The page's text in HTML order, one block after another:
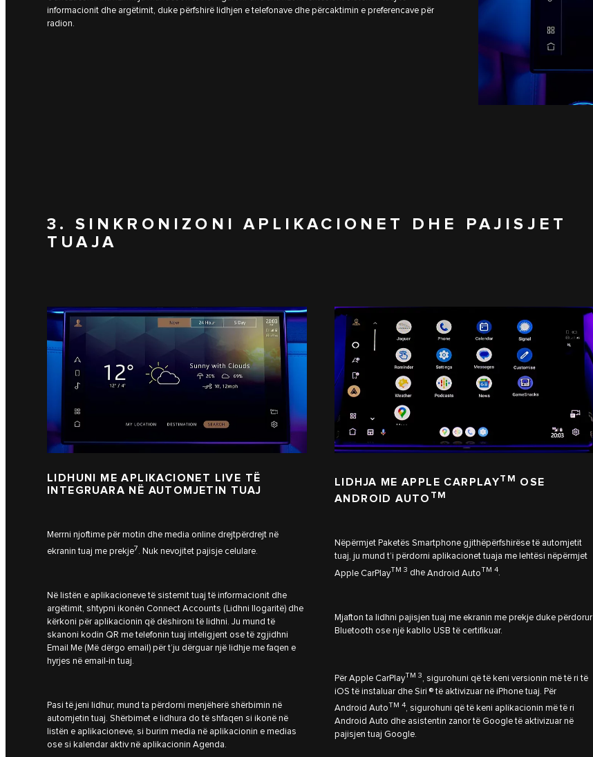
informacionit dhe argëtimit, duke përfshirë lidhjen e telefonave dhe përcaktimin e preferencave për
radion.
3. SINKRONIZONI APLIKACIONET DHE PAJISJET
TUAJA
LIDHUNI ME APLIKACIONET LIVE TË
INTEGRUARA NË AUTOMJETIN TUAJ
Merrni njoftime për motin dhe media online drejtpërdrejt në
ekranin tuaj me prekje7. Nuk nevojitet pajisje celulare.
Në listën e aplikacioneve të sistemit tuaj të informacionit dhe
argëtimit, shtypni ikonën Connect Accounts (Lidhni llogaritë) dhe
kërkoni për aplikacionin që dëshironi të lidhni. Ju mund të
skanoni kodin QR me telefonin tuaj inteligjent ose të zgjidhni
Email Me (Më dërgo email) për t’ju dërguar një lidhje me faqen e
hyrjes në email-in tuaj.
Pasi të jeni lidhur, mund ta përdorni menjëherë shërbimin në
automjetin tuaj. Shërbimet e lidhura do të shfaqen si ikonë në
listën e aplikacioneve, si burim media në aplikacionin e medias
ose si kalendar aktiv në aplikacionin Agenda.
LIDHJA ME APPLE CARPLAYTM OSE
ANDROID AUTO TM
Nëpërmjet Paketës Smartphone gjithëpërfshirëse të automjetit
tuaj, ju mund t’i përdorni aplikacionet tuaja me lehtësi nëpërmjet
Apple CarPlayTM 3 dheAndroid AutoTM 4.
Mjafton ta lidhni pajisjen tuaj me ekranin me prekje duke përdorur
Bluetooth ose një kabllo USB të certifikuar.
PërApple CarPlayTM 3, sigurohuni që të keni versionin më të ri të
iOS të instaluar dhe Siri ® të aktivizuar në iPhone tuaj. Për
Android AutoTM 4, sigurohuni që të keni aplikacionin më të ri
Android Auto dhe asistentin zanor të Google të aktivizuar në
pajisjen tuaj Google.